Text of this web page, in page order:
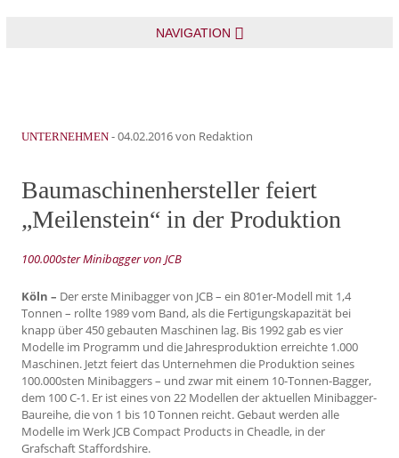
NAVIGATION
UNTERNEHMEN -04.02.2016von Redaktion
Baumaschinenhersteller feiert
„Meilenstein“ in der Produktion
100.000ster Minibagger von JCB
Köln – Der erste Minibagger von JCB – ein 801er-Modell mit 1,4
Tonnen – rollte 1989 vom Band, als die Fertigungskapazität bei
knapp über 450 gebauten Maschinen lag. Bis 1992 gab es vier
Modelle im Programm und die Jahresproduk­tion erreichte 1.000
Maschinen. Jetzt feiert das Unternehmen die Produktion seines
100.000sten Minibaggers – und zwar mit einem 10-Tonnen-Bagger,
dem 100 C-1. Er ist eines von 22 Modellen der aktuellen Minibagger-
Baureihe, die von 1 bis 10 Tonnen reicht. Gebaut werden alle
Modelle im Werk JCB Compact Products in Cheadle, in der
Grafschaft Staffordshire.